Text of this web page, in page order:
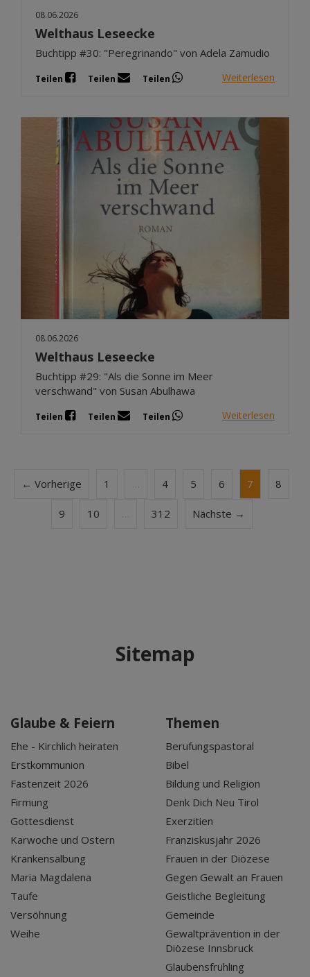
08.06.2026
Welthaus Leseecke
Buchtipp #30: "Peregrinando" von Adela Zamudio
Teilen Teilen Teilen Weiterlesen
08.06.2026
Welthaus Leseecke
Buchtipp #29: "Als die Sonne im Meer
verschwand" von Susan Abulhawa
Teilen Teilen Teilen Weiterlesen
← Vorherige 1 4 5 6 7 8
9 10 312 Nächste →
Sitemap
Glaube & Feiern
Ehe - Kirchlich heiraten
Erstkommunion
Fastenzeit 2026
Firmung
Gottesdienst
Karwoche und Ostern
Krankensalbung
Maria Magdalena
Taufe
Versöhnung
Weihe
Themen
Berufungspastoral
Bibel
Bildung und Religion
Denk Dich Neu Tirol
Exerzitien
Franziskusjahr 2026
Frauen in der Diözese
Gegen Gewalt an Frauen
Geistliche Begleitung
Gemeinde
Gewaltprävention in der
Diözese Innsbruck
Glaubensfrühling